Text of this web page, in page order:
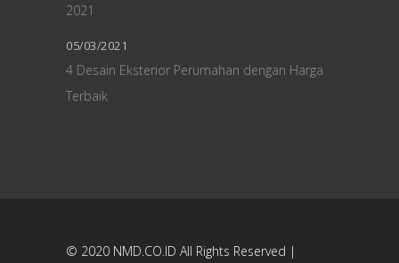
2021
05/03/2021
4 Desain Eksterior Perumahan dengan Harga
Terbaik
© 2020 NMD.CO.ID All Rights Reserved |